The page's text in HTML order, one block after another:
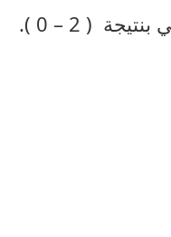
( 2 – 0 ).